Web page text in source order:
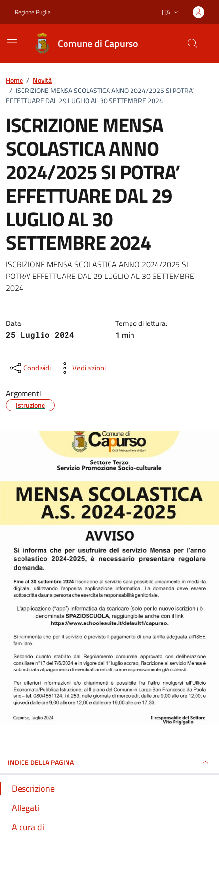
Regione Puglia Lingua attiva:
ITA
Comune di Capurso
Home / Novità
/ ISCRIZIONE MENSA SCOLASTICA ANNO 2024/2025 SI POTRA’
EFFETTUARE DAL 29 LUGLIO AL 30 SETTEMBRE 2024
ISCRIZIONE MENSA
SCOLASTICA ANNO
2024/2025 SI POTRA’
EFFETTUARE DAL 29
LUGLIO AL 30
SETTEMBRE 2024
Dettagli della notizia
ISCRIZIONE MENSA SCOLASTICA ANNO 2024/2025 SI
POTRA' EFFETTUARE DAL 29 LUGLIO AL 30 SETTEMBRE
2024
Data:
25 Luglio 2024
Tempo di lettura:
1 min
Condividi Vedi azioni
Argomenti
Istruzione
INDICE DELLA PAGINA
Descrizione
Allegati
A cura di